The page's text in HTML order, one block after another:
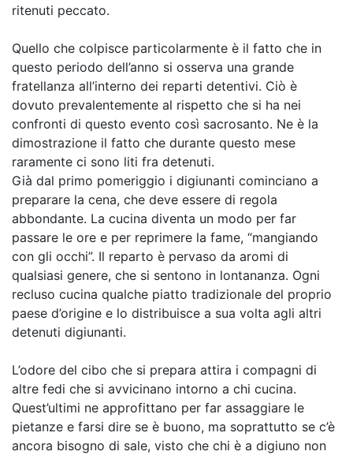
ritenuti peccato.
Quello che colpisce particolarmente è il fatto che in
questo periodo dell’anno si osserva una grande
fratellanza all’interno dei reparti detentivi. Ciò è
dovuto prevalentemente al rispetto che si ha nei
confronti di questo evento così sacrosanto. Ne è la
dimostrazione il fatto che durante questo mese
raramente ci sono liti fra detenuti.
Già dal primo pomeriggio i digiunanti cominciano a
preparare la cena, che deve essere di regola
abbondante. La cucina diventa un modo per far
passare le ore e per reprimere la fame, “mangiando
con gli occhi”. Il reparto è pervaso da aromi di
qualsiasi genere, che si sentono in lontananza. Ogni
recluso cucina qualche piatto tradizionale del proprio
paese d’origine e lo distribuisce a sua volta agli altri
detenuti digiunanti.
L’odore del cibo che si prepara attira i compagni di
altre fedi che si avvicinano intorno a chi cucina.
Quest’ultimi ne approfittano per far assaggiare le
pietanze e farsi dire se è buono, ma soprattutto se c’è
ancora bisogno di sale, visto che chi è a digiuno non